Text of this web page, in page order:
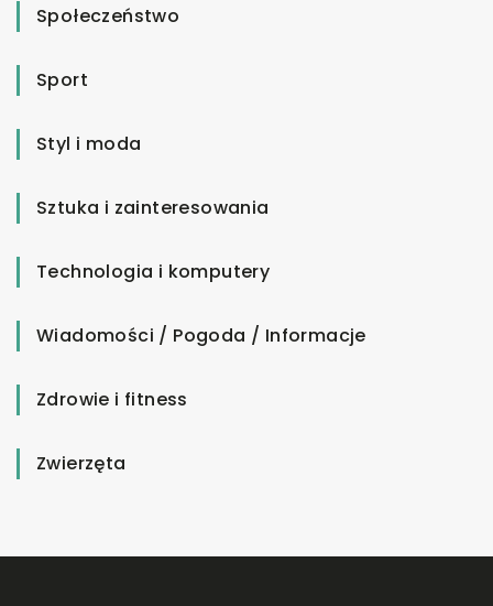
Społeczeństwo
Sport
Styl i moda
Sztuka i zainteresowania
Technologia i komputery
Wiadomości / Pogoda / Informacje
Zdrowie i fitness
Zwierzęta